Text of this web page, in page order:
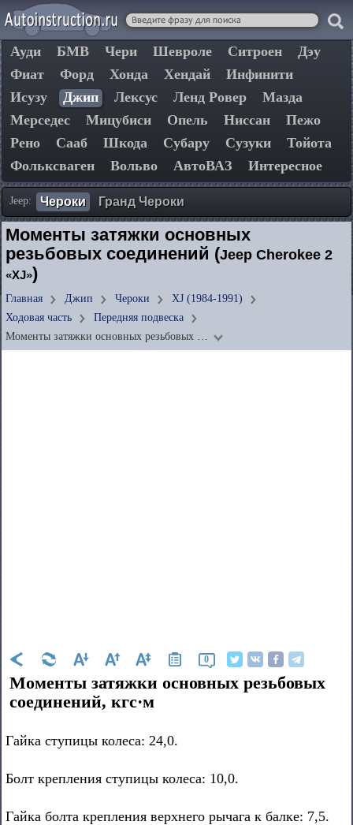
Ауди БМВ Чери Шевроле Ситроен
Дэу
Фиат
Форд Хонда Хендай
Инфинити
Исузу
Джип Лексус Ленд Ровер
Мазда
Мерседес
Мицубиси Опель Ниссан
Пежо
Рено
Сааб Шкода Субару Сузуки
Тойота
Фольксваген
Вольво АвтоВАЗ Интересное
Jeep: Чероки Гранд Чероки
Моменты затяжки основных
резьбовых соединений (Jeep Cherokee 2
«XJ»)
Главная Джип Чероки
XJ (1984-1991)
Ходовая часть
Передняя подвеска
Моменты затяжки основных резьбовых …
0
Моменты затяжки основных резьбовых
соединений, кгс·м
Гайка ступицы колеса: 24,0.
Болт крепления ступицы колеса: 10,0.
Гайка болта крепления верхнего рычага к балке: 7,5.